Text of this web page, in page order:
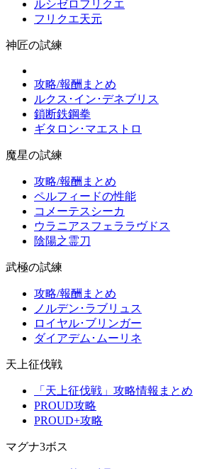
ルシゼロフリクエ
フリクエ天元
神匠の試練
攻略/報酬まとめ
ルクス･イン･デネブリス
鎖断鉄鋼拳
ギタロン･マエストロ
魔星の試練
攻略/報酬まとめ
ペルフィードの性能
コメーテスシーカ
ウラニアスフェララヴドス
陰陽之霊刀
武極の試練
攻略/報酬まとめ
ノルデン･ラブリュス
ロイヤル･ブリンガー
ダイアデム･ムーリネ
天上征伐戦
「天上征伐戦」攻略情報まとめ
PROUD攻略
PROUD+攻略
マグナ3ボス